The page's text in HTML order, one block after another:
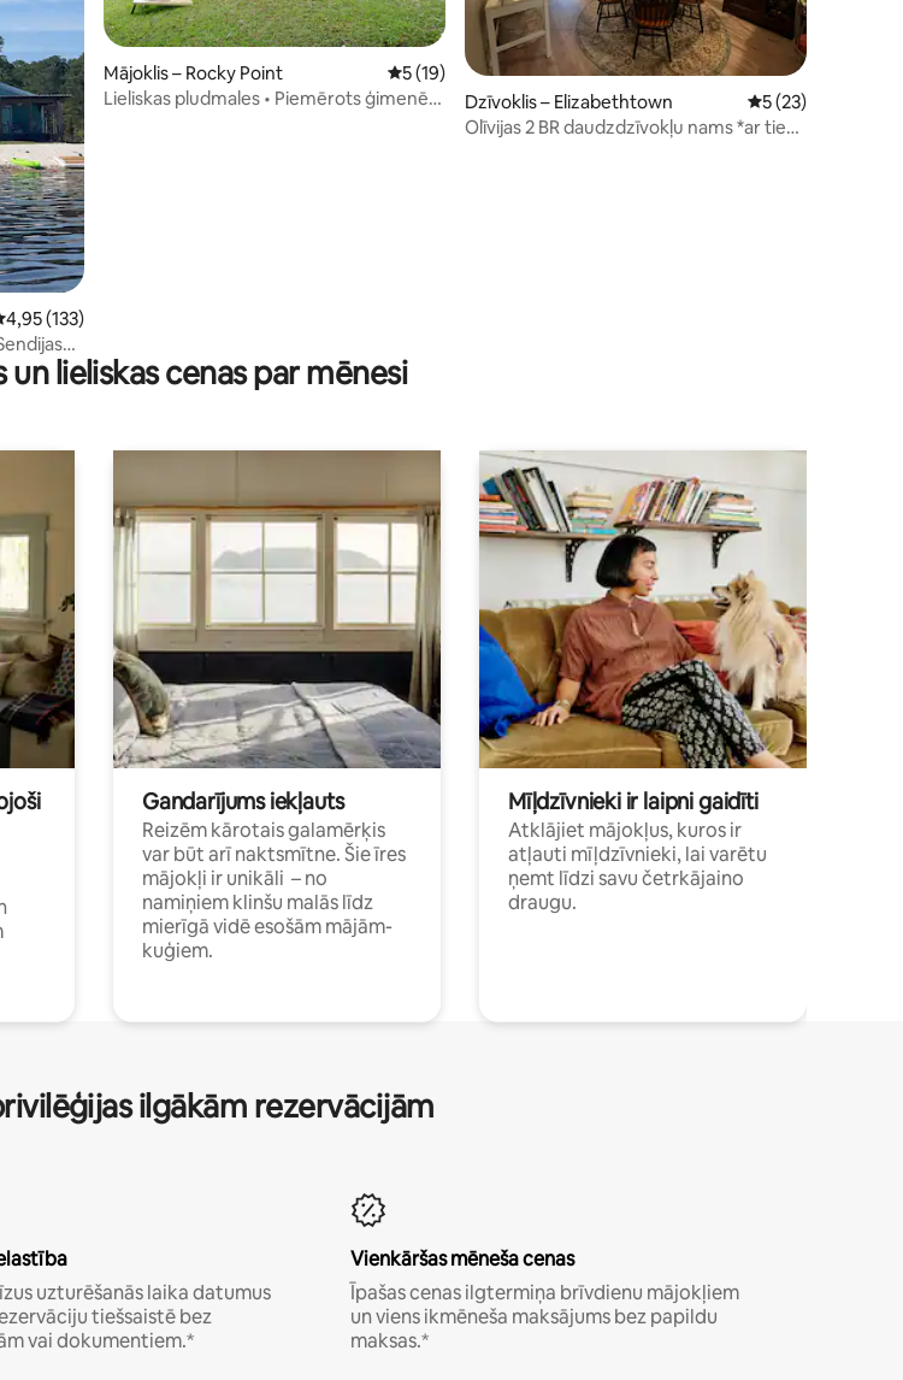
20
vērtējums: 4,95 no 5, atsauksmju skaits: 133
4,95 (133)
Mājoklis – Rocky Point Vidējais vērtējums: 5 no 5, atsauksmju skaits: 19
5 (19)
Lieliskas pludmales • Piemērots ģimenēm
Dzīvoklis – Elizabethtown Vidējais
5 (23)
Olīvijas 2 BR daudzdzīvokļu nams *ar tiešu
un lieliskas cenas par mēnesi
Gandarījums iekļauts
Reizēm kārotais galamērķis
var būt arī naktsmītne. Šie īres
mājokļi ir unikāli – no
namiņiem klinšu malās līdz
mierīgā vidē esošām mājām-
kuģiem.
Mīļdzīvnieki ir laipni gaidīti
Atklājiet mājokļus, kuros ir
atļauti mīļdzīvnieki, lai varētu
ņemt līdzi savu četrkājaino
draugu.
ilgākām rezervācijām
uzturēšanās laika datumus
tiešsaistē bez
vai dokumentiem.*
Vienkāršas mēneša cenas
Īpašas cenas ilgtermiņa brīvdienu mājokļiem
un viens ikmēneša maksājums bez papildu
maksas.*